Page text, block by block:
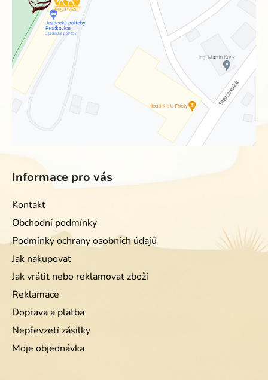
Informace pro vás
Kontakt
Obchodní podmínky
Podmínky ochrany osobních údajů
Jak nakupovat
Jak vrátit nebo reklamovat zboží
Reklamace
Doprava a platba
Nepřevzetí zásilky
Moje objednávka